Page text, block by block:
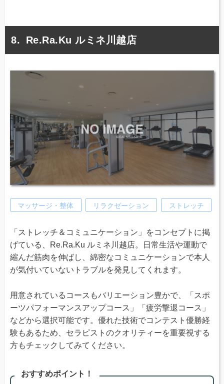
Re.Ra.Ku ルミネ川越店
マッサージ・整体 リラクゼーション ストレッチ
「ストレッチ＆コミュニケーション」をコンセプトに掲
げている、Re.Ra.Ku ルミネ川越店。日常生活や運動で
縮んだ筋肉を伸ばし、綿密なコミュニケーションで本人
が気付いていないトラブルを発見してくれます。
用意されているコースもバリエーション豊かで、「スポ
ーツパフォーマンスアップコース」「疲労撃退コース」
などから選択可能です。優れた技術でコンテスト優勝経
験もあるため、セラピストのクオリティーを重要視する
方もチェックしてみてください。
おすすめポイント！